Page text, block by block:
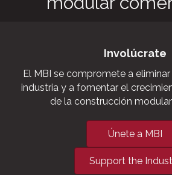
Involúcrate
El MBI se compromete a
industria y a fomentar el
de la construcción
Únete a MBI
Support the